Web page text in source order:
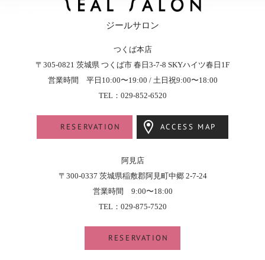
ZEAL SALON - ジールサロン
ジールサロン
つくば本店
〒305-0821 茨城県 つくば市 春日3-7-8 SKYハイツ春日1F
営業時間 平日10:00〜19:00 / 土日祝9:00〜18:00
TEL：029-852-6520
RESERVATION ACCESS MAP
阿見店
〒300-0337 茨城県稲敷郡阿見町中郷 2-7-24
営業時間 9:00〜18:00
TEL：029-875-7520
RESERVATION